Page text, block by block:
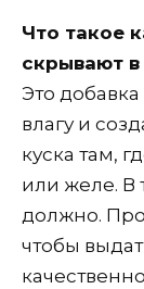
Что такое
скрывают в
Это
влагу и
куска там,
или желе. В
должно.
чтобы